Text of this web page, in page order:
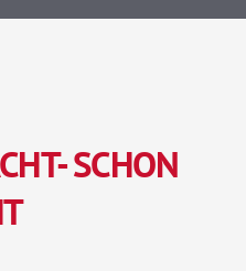
SCHON